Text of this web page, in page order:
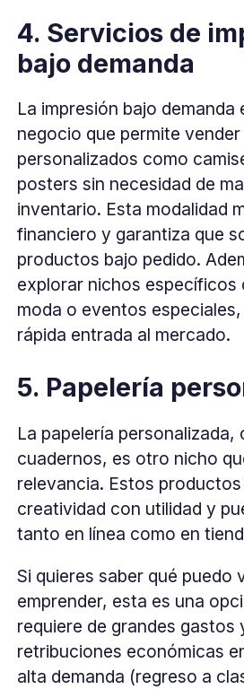
4. Servicios de
bajo demanda
La impresión bajo demanda
negocio que permite
personalizados como
posters sin necesidad de
inventario. Esta modalidad
financiero y garantiza que
productos bajo pedido.
explorar nichos específicos
moda o eventos
rápida entrada al mercado.
5. Papelería
La papelería personalizada,
cuadernos, es otro nicho
relevancia. Estos
creatividad con utilidad y
tanto en línea como en
Si quieres saber qué puedo
emprender, esta es una
requiere de grandes gastos
retribuciones económicas
alta demanda (regreso a